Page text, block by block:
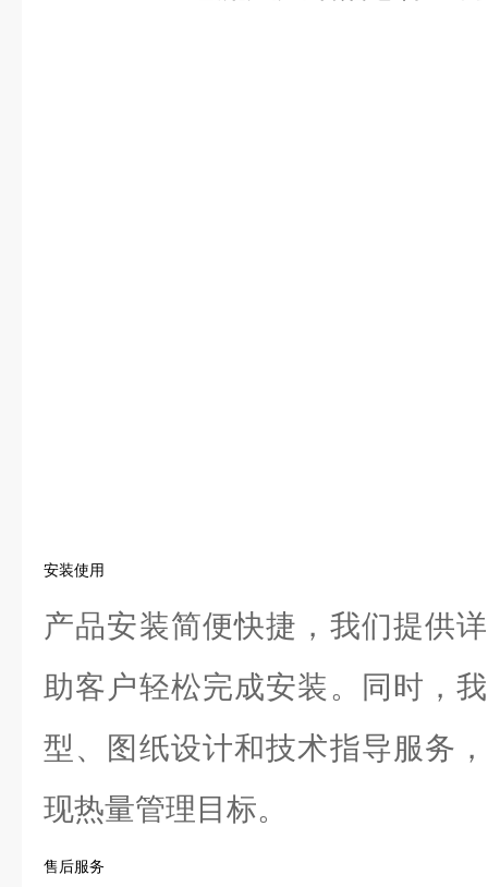
安装使用
产品安装简便快捷，我们提供
助客户轻松完成安装。同时，
型、图纸设计和技术指导服务
现热量管理目标。
售后服务